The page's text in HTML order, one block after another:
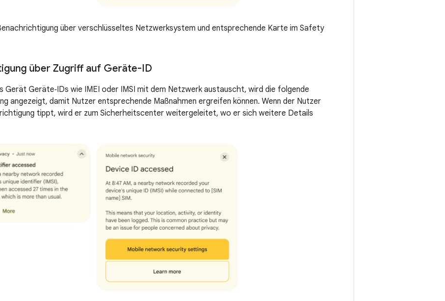
über verschlüsseltes Netzwerksystem und entsprechende Karte im Safety
über Zugriff auf Geräte-ID
Gerät Geräte‑IDs wie IMEI oder IMSI mit dem Netzwerk austauscht, wird die folgende
angezeigt, damit Nutzer entsprechende Maßnahmen ergreifen können. Wenn der Nutzer
tippt, wird er zum Sicherheitscenter weitergeleitet, wo er sich weitere Details